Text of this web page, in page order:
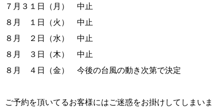
７月３１日（月） 中止
８月 １日（火） 中止
８月 ２日（水） 中止
８月 ３日（木） 中止
８月 ４日（金） 今後の台風の動き次第で決定
ご予約を頂いてるお客様にはご迷惑をお掛けしてしまいま